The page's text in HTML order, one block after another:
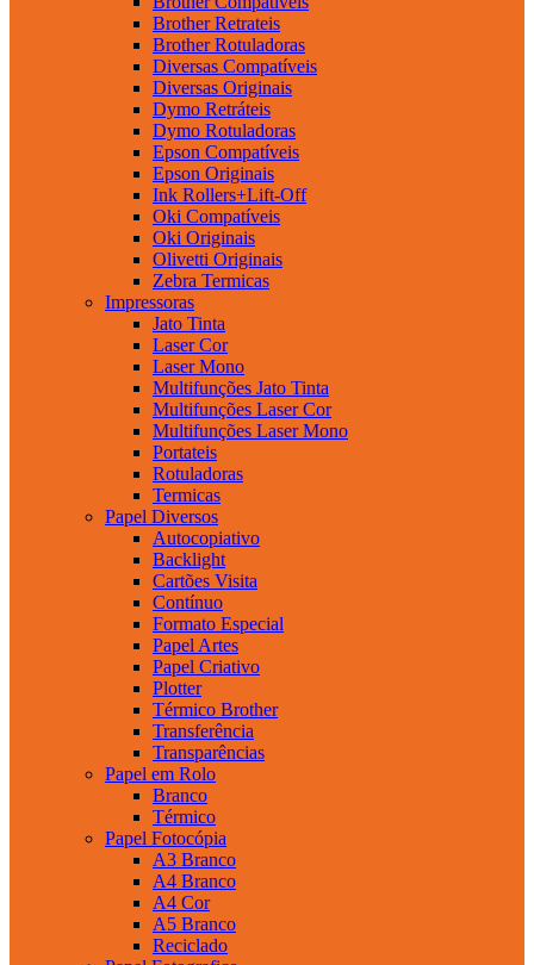
Brother Retrateis
Brother Rotuladoras
Diversas Compatíveis
Diversas Originais
Dymo Retráteis
Dymo Rotuladoras
Epson Compatíveis
Epson Originais
Ink Rollers+Lift-Off
Oki Compatíveis
Oki Originais
Olivetti Originais
Zebra Termicas
Impressoras
Jato Tinta
Laser Cor
Laser Mono
Multifunções Jato Tinta
Multifunções Laser Cor
Multifunções Laser Mono
Portateis
Rotuladoras
Termicas
Papel Diversos
Autocopiativo
Backlight
Cartões Visita
Contínuo
Formato Especial
Papel Artes
Papel Criativo
Plotter
Térmico Brother
Transferência
Transparências
Papel em Rolo
Branco
Térmico
Papel Fotocópia
A3 Branco
A4 Branco
A4 Cor
A5 Branco
Reciclado